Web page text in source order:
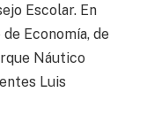
Escolar. En
Economía, de
Náutico
Luis